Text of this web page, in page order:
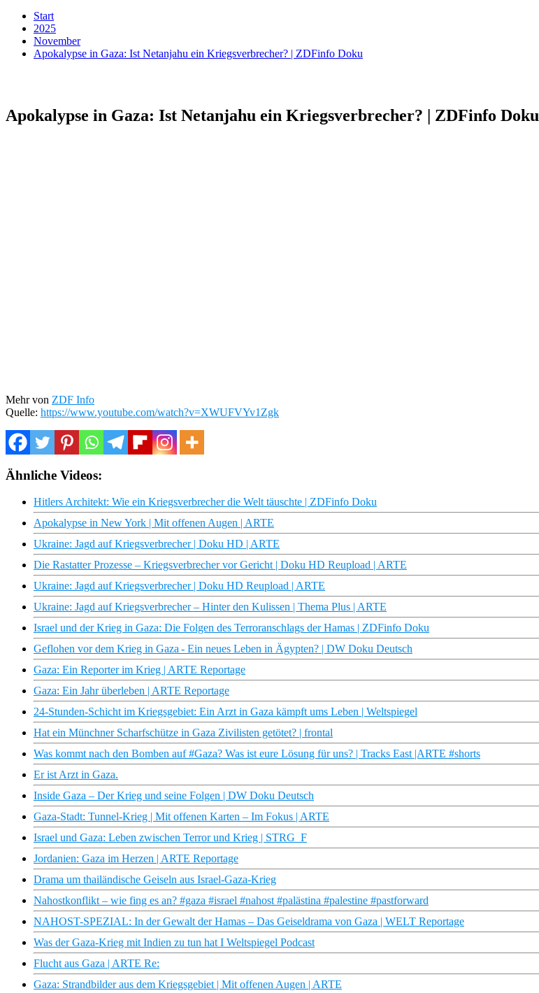
Start
2025
November
Apokalypse in Gaza: Ist Netanjahu ein Kriegsverbrecher? | ZDFinfo Doku
Apokalypse in Gaza: Ist Netanjahu ein Kriegsverbrecher? | ZDFinfo Doku
Mehr von ZDF Info
Quelle: https://www.youtube.com/watch?v=XWUFVYv1Zgk
Ähnliche Videos:
Hitlers Architekt: Wie ein Kriegsverbrecher die Welt täuschte | ZDFinfo Doku
Apokalypse in New York | Mit offenen Augen | ARTE
Ukraine: Jagd auf Kriegsverbrecher | Doku HD | ARTE
Die Rastatter Prozesse – Kriegsverbrecher vor Gericht | Doku HD Reupload | ARTE
Ukraine: Jagd auf Kriegsverbrecher | Doku HD Reupload | ARTE
Ukraine: Jagd auf Kriegsverbrecher – Hinter den Kulissen | Thema Plus | ARTE
Israel und der Krieg in Gaza: Die Folgen des Terroranschlags der Hamas | ZDFinfo Doku
Geflohen vor dem Krieg in Gaza - Ein neues Leben in Ägypten? | DW Doku Deutsch
Gaza: Ein Reporter im Krieg | ARTE Reportage
Gaza: Ein Jahr überleben | ARTE Reportage
24-Stunden-Schicht im Kriegsgebiet: Ein Arzt in Gaza kämpft ums Leben | Weltspiegel
Hat ein Münchner Scharfschütze in Gaza Zivilisten getötet? | frontal
Was kommt nach den Bomben auf #Gaza? Was ist eure Lösung für uns? | Tracks East |ARTE #shorts
Er ist Arzt in Gaza.
Inside Gaza – Der Krieg und seine Folgen | DW Doku Deutsch
Gaza-Stadt: Tunnel-Krieg | Mit offenen Karten – Im Fokus | ARTE
Israel und Gaza: Leben zwischen Terror und Krieg | STRG_F
Jordanien: Gaza im Herzen | ARTE Reportage
Drama um thailändische Geiseln aus Israel-Gaza-Krieg
Nahostkonflikt – wie fing es an? #gaza #israel #nahost #palästina #palestine #pastforward
NAHOST-SPEZIAL: In der Gewalt der Hamas – Das Geiseldrama von Gaza | WELT Reportage
Was der Gaza-Krieg mit Indien zu tun hat I Weltspiegel Podcast
Flucht aus Gaza | ARTE Re:
Gaza: Strandbilder aus dem Kriegsgebiet | Mit offenen Augen | ARTE